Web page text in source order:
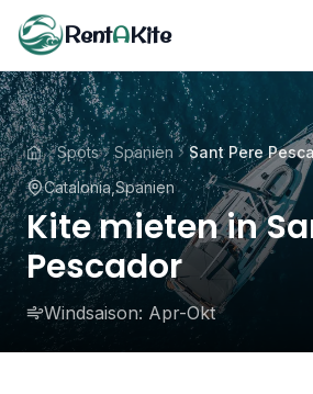
RentAKite
Spots Spanien
Sant Pere
Catalonia,Spanien
Kite mieten in
Pescador
Windsaison: Apr-Okt